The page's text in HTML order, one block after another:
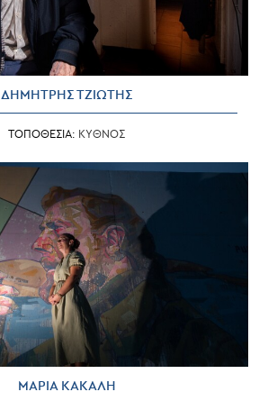
ΔΗΜΗΤΡΗΣ ΤΖΙΩΤΗΣ
ΤΟΠΟΘΕΣΙΑ: ΚΥΘΝΟΣ
ΜΑΡΙΑ ΚΑΚΑΛΗ